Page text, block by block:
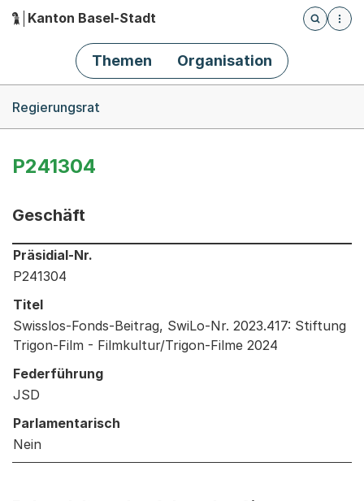
Hauptnavigation
Kanton Basel-Stadt
Öffnet
Themen Organisation
Regierungsrat
P241304
Geschäft
Informationen zum Ausgewählten Geschäft
Präsidial-Nr.
P241304
Titel
Swisslos-Fonds-Beitrag, SwiLo-Nr. 2023.417: Stiftung
Trigon-Film - Filmkultur/Trigon-Filme 2024
Federführung
JSD
Parlamentarisch
Nein